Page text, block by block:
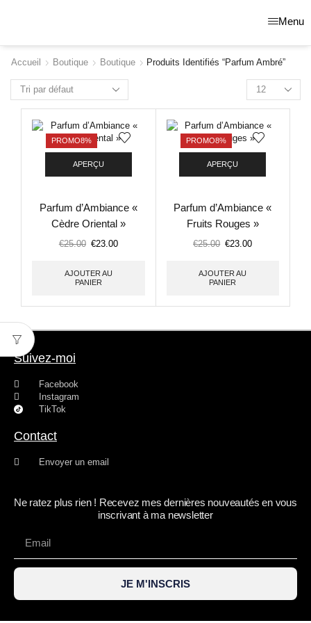
Menu
Accueil Boutique Boutique Produits Identifiés “parfum Ambré”
PROMO8%
APERÇU
Parfum d’Ambiance «
Cèdre Oriental »
€25.00 €23.00
AJOUTER AU
PANIER
PROMO8%
APERÇU
Parfum d’Ambiance «
Fruits Rouges »
€25.00 €23.00
AJOUTER AU
PANIER
Suivez-moi
Facebook
Instagram
TikTok
Contact
Envoyer un email
Ne ratez plus rien ! Recevez mes dernières nouveautés en vous
inscrivant à ma newsletter
JE M'INSCRIS